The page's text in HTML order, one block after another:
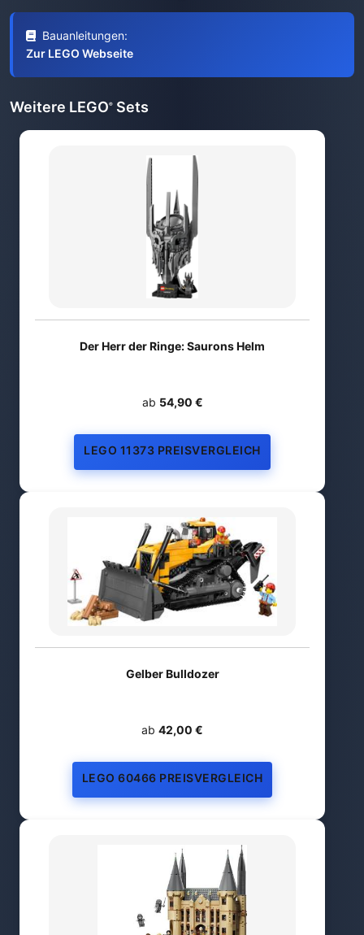
Bauanleitungen:
Zur LEGO Webseite
Weitere LEGO® Sets
Der Herr der Ringe: Saurons Helm
ab 54,90 €
LEGO 11373 PREISVERGLEICH
Gelber Bulldozer
ab 42,00 €
LEGO 60466 PREISVERGLEICH